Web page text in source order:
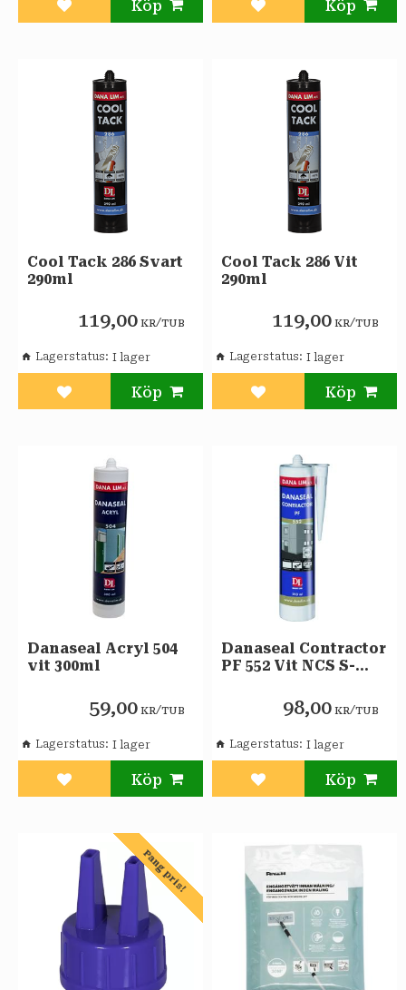
Lägg till i favoriter Lägg till i favoriter
Cool Tack 286 Svart
290ml
119,00 KR/TUB
Lägg till i favoriter
Lagerstatus
Cool Tack 286 Vit
290ml
119,00 KR/TUB
Lägg till i favoriter
Lagerstatus
Danaseal Acryl 504
vit 300ml
59,00 KR/TUB
Lägg till i favoriter
Lagerstatus
Danaseal Contractor
PF 552 Vit NCS S-
98,00 KR/TUB
Lägg till i favoriter
Lagerstatus
Pang pris!